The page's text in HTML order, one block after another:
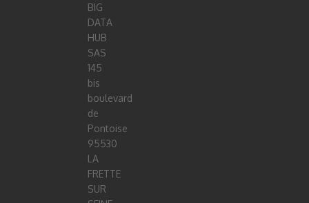
BIG
DATA
HUB
SAS
145
bis
boulevard
de
Pontoise
95530
LA
FRETTE
SUR